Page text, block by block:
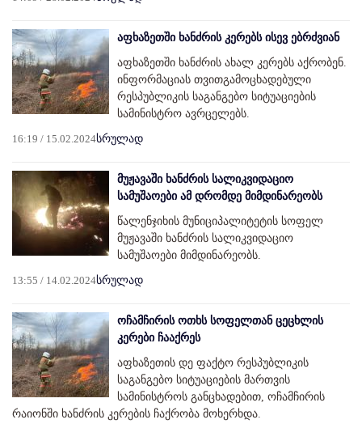
აფხაზეთში ხანძრის კერებს ისევ ებრძვიან
აფხაზეთში ხანძრის ახალ კერებს აქრობენ.
ინფორმაციას თვითგამოცხადებული
რესპუბლიკის საგანგებო სიტუაციების
სამინისტრო ავრცელებს.
16:19 / 15.02.2024სრულად
მუჟავაში ხანძრის სალიკვიდაციო
სამუშაოები ამ დრომდე მიმდინარეობს
წალენჯიხის მუნიციპალიტეტის სოფელ
მუჟავაში ხანძრის სალიკვიდაციო
სამუშაოები მიმდინარეობს.
13:55 / 14.02.2024სრულად
ოჩამჩირის ოთხს სოფელთან ცეცხლის
კერები ჩააქრეს
აფხაზეთის დე ფაქტო რესპუბლიკის
საგანგებო სიტუაციების მართვის
სამინისტროს განცხადებით, ოჩამჩირის
რაიონში ხანძრის კერების ჩაქრობა მოხერხდა.